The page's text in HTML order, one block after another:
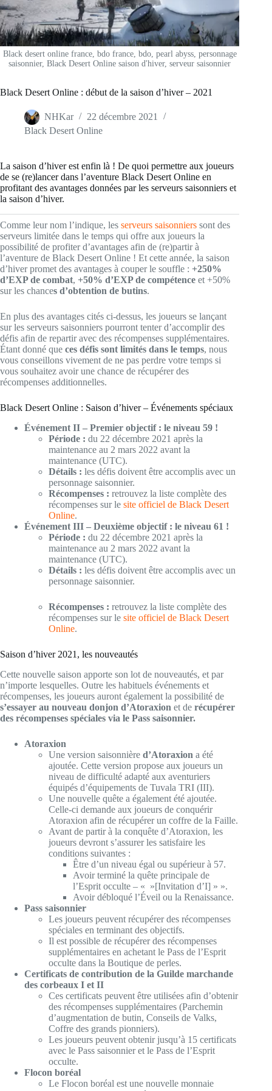
Black desert online france, bdo france, bdo, pearl abyss, personnage
saisonnier, Black Desert Online saison d'hiver, serveur saisonnier
Black Desert Online : début de la saison d’hiver – 2021
NHKar
22 décembre 2021
Black Desert Online
La saison d’hiver est enfin là ! De quoi permettre aux joueurs
de se (re)lancer dans l’aventure Black Desert Online en
profitant des avantages données par les serveurs saisonniers et
la saison d’hiver.
Comme leur nom l’indique, les serveurs saisonniers sont des
serveurs limitée dans le temps qui offre aux joueurs la
possibilité de profiter d’avantages afin de (re)partir à
l’aventure de Black Desert Online ! Et cette année, la saison
d’hiver promet des avantages à couper le souffle : +250%
d’EXP de combat, +50% d’EXP de compétence et +50%
sur les chances d’obtention de butins.
En plus des avantages cités ci-dessus, les joueurs se lançant
sur les serveurs saisonniers pourront tenter d’accomplir des
défis afin de repartir avec des récompenses supplémentaires.
Étant donné que ces défis sont limités dans le temps, nous
vous conseillons vivement de ne pas perdre votre temps si
vous souhaitez avoir une chance de récupérer des
récompenses additionnelles.
Black Desert Online : Saison d’hiver – Événements spéciaux
Événement II – Premier objectif : le niveau 59 !
Période : du 22 décembre 2021 après la
maintenance au 2 mars 2022 avant la
maintenance (UTC).
Détails : les défis doivent être accomplis avec un
personnage saisonnier.
Récompenses : retrouvez la liste complète des
récompenses sur le site officiel de Black Desert
Online.
Événement III – Deuxième objectif : le niveau 61 !
Période : du 22 décembre 2021 après la
maintenance au 2 mars 2022 avant la
maintenance (UTC).
Détails : les défis doivent être accomplis avec un
personnage saisonnier.
Récompenses : retrouvez la liste complète des
récompenses sur le site officiel de Black Desert
Online.
Saison d’hiver 2021, les nouveautés
Cette nouvelle saison apporte son lot de nouveautés, et par
n’importe lesquelles. Outre les habituels événements et
récompenses, les joueurs auront également la possibilité de
s’essayer au nouveau donjon d’Atoraxion et de récupérer
des récompenses spéciales via le Pass saisonnier.
Atoraxion
Une version saisonnière d’Atoraxion a été
ajoutée. Cette version propose aux joueurs un
niveau de difficulté adapté aux aventuriers
équipés d’équipements de Tuvala TRI (III).
Une nouvelle quête a également été ajoutée.
Celle-ci demande aux joueurs de conquérir
Atoraxion afin de récupérer un coffre de la Faille.
Avant de partir à la conquête d’Atoraxion, les
joueurs devront s’assurer les satisfaire les
conditions suivantes :
Être d’un niveau égal ou supérieur à 57.
Avoir terminé la quête principale de
l’Esprit occulte – « »[Invitation d’I] » ».
Avoir débloqué l’Éveil ou la Renaissance.
Pass saisonnier
Les joueurs peuvent récupérer des récompenses
spéciales en terminant des objectifs.
Il est possible de récupérer des récompenses
supplémentaires en achetant le Pass de l’Esprit
occulte dans la Boutique de perles.
Certificats de contribution de la Guilde marchande
des corbeaux I et II
Ces certificats peuvent être utilisées afin d’obtenir
des récompenses supplémentaires (Parchemin
d’augmentation de butin, Conseils de Valks,
Coffre des grands pionniers).
Les joueurs peuvent obtenir jusqu’à 15 certificats
avec le Pass saisonnier et le Pass de l’Esprit
occulte.
Flocon boréal
Le Flocon boréal est une nouvelle monnaie